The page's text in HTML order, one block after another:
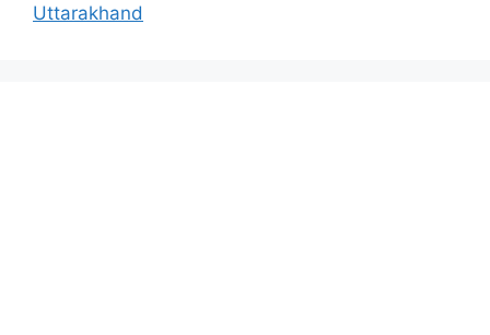
Uttarakhand